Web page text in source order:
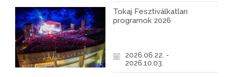
Tokaj Fesztiválkatlan
programok 2026
2026.06.22. -
2026.10.03.